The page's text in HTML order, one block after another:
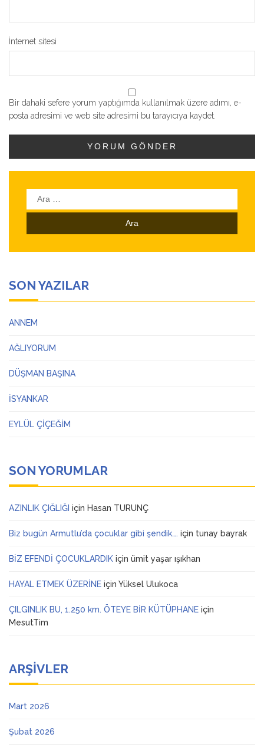
İnternet sitesi
Bir dahaki sefere yorum yaptığımda kullanılmak üzere adımı, e-
posta adresimi ve web site adresimi bu tarayıcıya kaydet.
Arama:
SON YAZILAR
ANNEM
AĞLIYORUM
DÜŞMAN BAŞINA
İSYANKAR
EYLÜL ÇİÇEĞİM
SON YORUMLAR
AZINLIK ÇIĞLIĞI için Hasan TURUNÇ
Biz bugün Armutlu’da çocuklar gibi şendik…. için tunay bayrak
BİZ EFENDİ ÇOCUKLARDIK için ümit yaşar ışıkhan
HAYAL ETMEK ÜZERİNE için Yüksel Ulukoca
ÇILGINLIK BU, 1.250 km. ÖTEYE BİR KÜTÜPHANE için
MesutTim
ARŞIVLER
Mart 2026
Şubat 2026